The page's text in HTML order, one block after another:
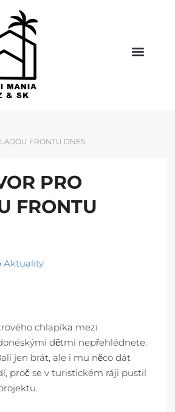
FRONTU DNES
PRO
FRONTU
Aktuality
chlapíka mezi
dětmi nepřehlédnete.
jen brát, ale i mu něco dát
proč se v turistickém ráji pustil